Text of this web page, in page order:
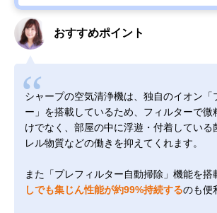
おすすめポイント
シャープの空気清浄機は、独自のイオン「
ー」を搭載しているため、フィルターで微
けでなく、部屋の中に浮遊・付着している
レル物質などの働きを抑えてくれます。
また「プレフィルター自動掃除」機能を搭
しでも集じん性能が約99%持続するのも便